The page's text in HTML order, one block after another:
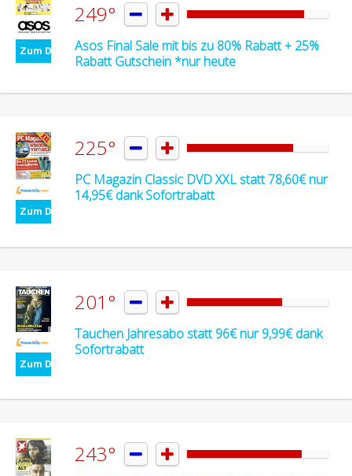
Zum Deal
249°  
Asos Final Sale mit bis zu 80% Rabatt + 25%
Rabatt Gutschein *nur heute
Zum Deal
225°  
PC Magazin Classic DVD XXL statt 78,60€ nur
14,95€ dank Sofortrabatt
Zum Deal
201°  
Tauchen Jahresabo statt 96€ nur 9,99€ dank
Sofortrabatt
243°  